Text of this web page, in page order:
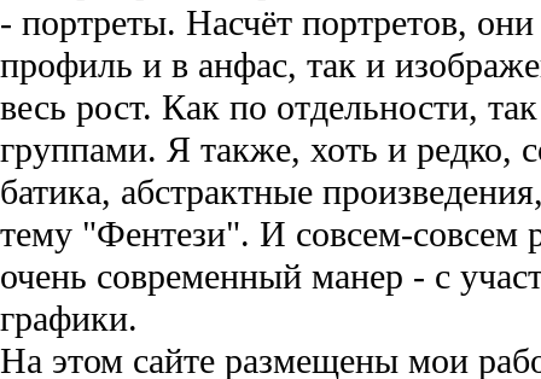
- портреты. Насчёт портретов,
профиль и в анфас, так и
весь рост. Как по отдельности,
группами. Я также, хоть и редко,
батика, абстрактные
тему "Фентези". И совсем-совсем
очень современный манер - с
графики.
На этом сайте размещены мои